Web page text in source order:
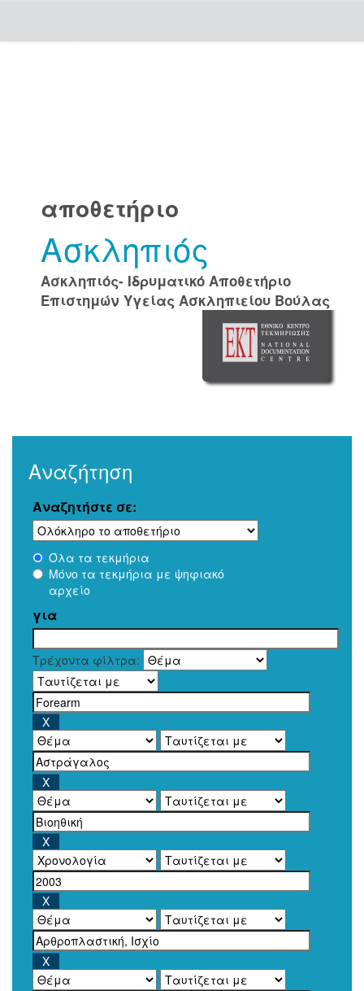
αποθετήριο
Ασκληπιός
Ασκληπιός- Ιδρυματικό Αποθετήριο
Επιστημών Υγείας Ασκληπιείου Βούλας
Αναζήτηση
Αναζητήστε σε:
Όλα τα τεκμήρια
Μόνο τα τεκμήρια με ψηφιακό
αρχείο
για
Τρέχοντα φίλτρα: